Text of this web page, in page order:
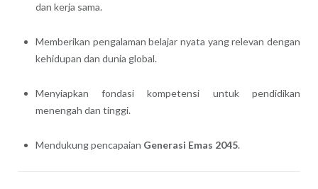
dan kerja sama.
Memberikan pengalaman belajar nyata yang relevan dengan
kehidupan dan dunia global.
Menyiapkan fondasi kompetensi untuk pendidikan
menengah dan tinggi.
Mendukung pencapaian Generasi Emas 2045.